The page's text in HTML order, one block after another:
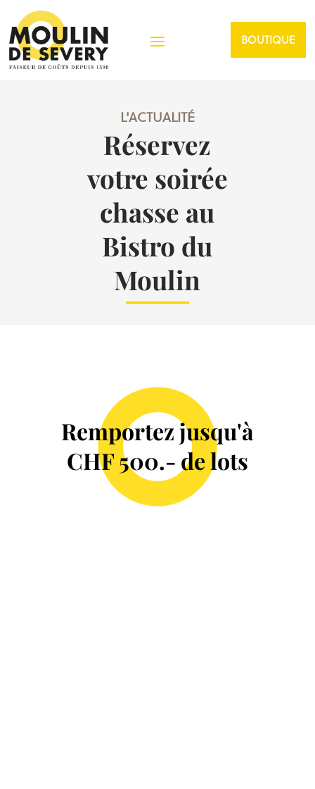
BOUTIQUE
L'ACTUALITÉ
Réservez
votre soirée
chasse au
Bistro du
Moulin
Remportez jusqu'à
CHF 500.- de lots